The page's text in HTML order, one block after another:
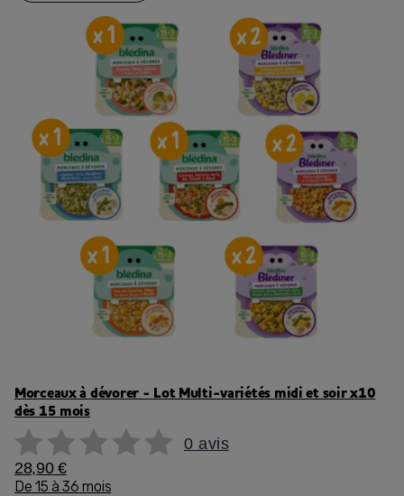
Morceaux à dévorer - Lot Multi-variétés midi et soir x10
dès 15 mois
0 avis
28,90 €
De 15 à 36 mois